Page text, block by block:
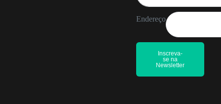
Endereço
Inscreva-
se na
Newsletter